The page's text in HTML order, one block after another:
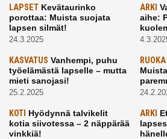
LAPSET Kevätaurinko
porottaa: Muista suojata
lapsen silmät!
24.3.2025
ARKI
aihe:
KASVATUS Vanhempi, puhu
työelämästä lapselle – mutta
mieti sanojasi!
25.2.2025
RUOKA
KOTI Hyödynnä talvikelit
kotia siivotessa – 2 näppärää
vinkkiä!
ARKI